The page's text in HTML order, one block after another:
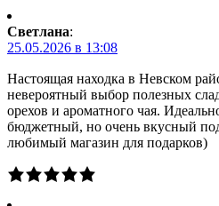
Светлана:
25.05.2026 в 13:08
Настоящая находка в Невском
невероятный выбор полезных
орехов и ароматного чая.
бюджетный, но очень вкусный
любимый магазин для подарков)